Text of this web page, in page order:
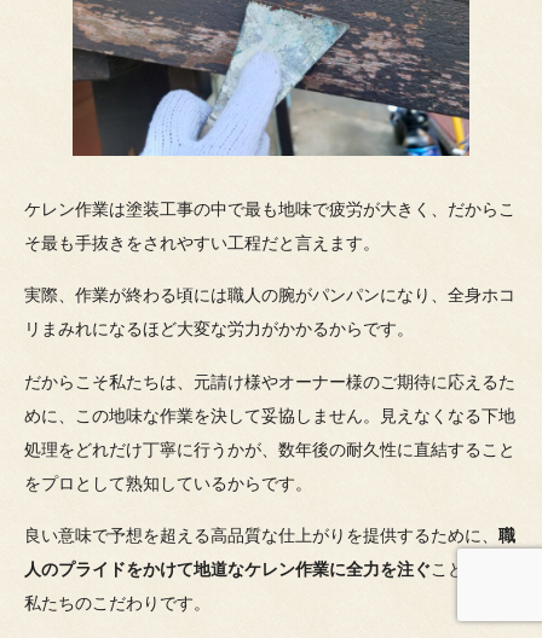
ケレン作業は塗装工事の中で最も地味で疲労が大きく、だからこ
そ最も手抜きをされやすい工程だと言えます。
実際、作業が終わる頃には職人の腕がパンパンになり、全身ホコ
リまみれになるほど大変な労力がかかるからです。
だからこそ私たちは、元請け様やオーナー様のご期待に応えるた
めに、この地味な作業を決して妥協しません。見えなくなる下地
処理をどれだけ丁寧に行うかが、数年後の耐久性に直結すること
をプロとして熟知しているからです。
良い意味で予想を超える高品質な仕上がりを提供するために、 職
人のプライドをかけて地道なケレン作業に全力を注ぐことこそが
私たちのこだわりです。